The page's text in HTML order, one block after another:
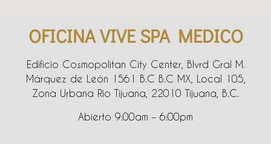
OFICINA VIVE SPA MEDICO
Edificio Cosmopolitan City Center, Blvrd Gral M.
Márquez de León 1561 B.C B.C MX, Local 105,
Zona Urbana Rio Tijuana, 22010 Tijuana, B.C.
Abierto 9:00am – 6:00pm